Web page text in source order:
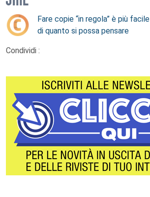
Fare copie “in regola” è più facile
di quanto si possa pensare
Condividi :